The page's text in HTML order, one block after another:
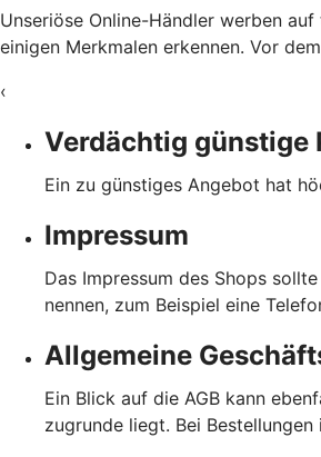
Unseriöse Online-Händler werben
einigen Merkmalen erkennen. Vor
‹
Verdächtig günstige
Ein zu günstiges Angebot hat
Impressum
Das Impressum des Shops
nennen, zum Beispiel eine
Allgemeine
Ein Blick auf die AGB kann
zugrunde liegt. Bei